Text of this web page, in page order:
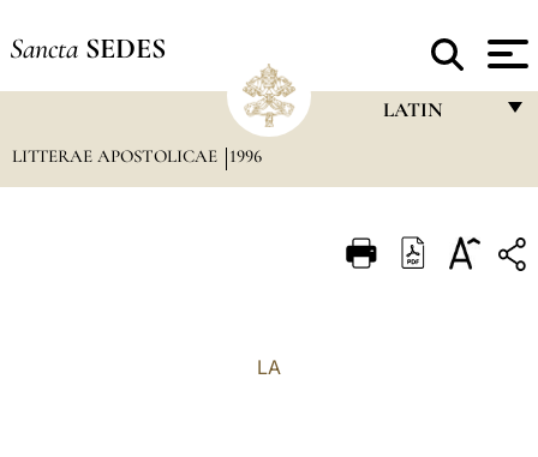
Sancta SEDES
LATIN
ITALIANO
LITTERAE APOSTOLICAE 1996
LA